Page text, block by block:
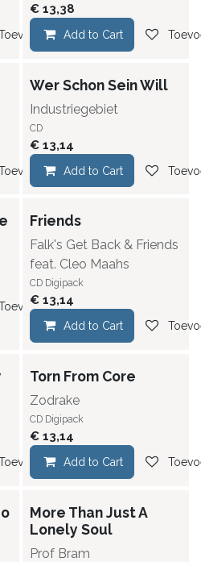
aan verlanglijst
€ 13,38
Add to Cart
aan verlanglijst
Wer Schon Sein Will
Industriegebiet
CD
€ 13,14
Add to Cart
aan verlanglijst
Friends
Falk's Get Back & Friends
feat. Cleo Maahs
CD Digipack
€ 13,14
Add to Cart
aan verlanglijst
Torn From Core
Zodrake
CD Digipack
€ 13,14
Add to Cart
More Than Just A
Lonely Soul
Prof Bram